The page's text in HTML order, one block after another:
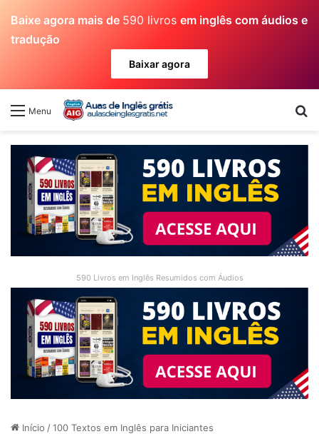
Baixe agora mais de 590 livros em inglês com áudios e
tradução
Baixar agora
Menu
590 Livros em Inglês Resumidos com Áudios
Início /100 Textos em Inglês para Iniciantes